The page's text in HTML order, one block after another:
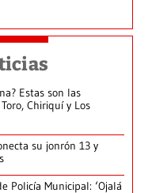
Estas son las
Chiriquí y Los
su jonrón 13 y
Policía Municipal: ‘Ojalá